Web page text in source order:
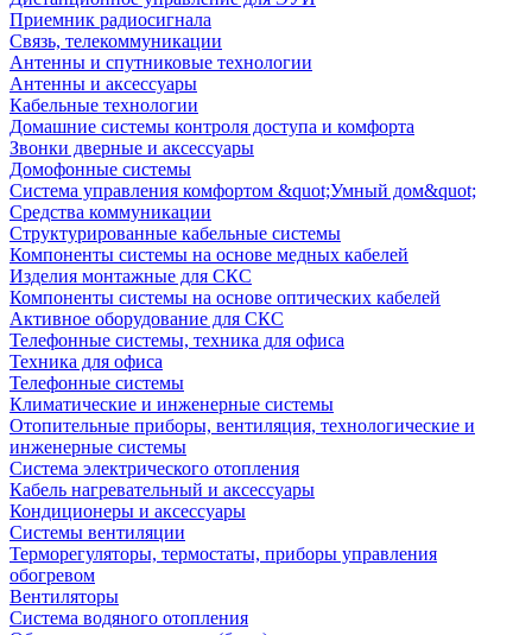
Приемник радиосигнала
Связь, телекоммуникации
Антенны и спутниковые технологии
Антенны и аксессуары
Кабельные технологии
Домашние системы контроля доступа и комфорта
Звонки дверные и аксессуары
Домофонные системы
Система управления комфортом &quot;Умный дом&quot;
Средства коммуникации
Структурированные кабельные системы
Компоненты системы на основе медных кабелей
Изделия монтажные для СКС
Компоненты системы на основе оптических кабелей
Активное оборудование для СКС
Телефонные системы, техника для офиса
Техника для офиса
Телефонные системы
Климатические и инженерные системы
Отопительные приборы, вентиляция, технологические и
инженерные системы
Система электрического отопления
Кабель нагревательный и аксессуары
Кондиционеры и аксессуары
Системы вентиляции
Терморегуляторы, термостаты, приборы управления
обогревом
Вентиляторы
Система водяного отопления